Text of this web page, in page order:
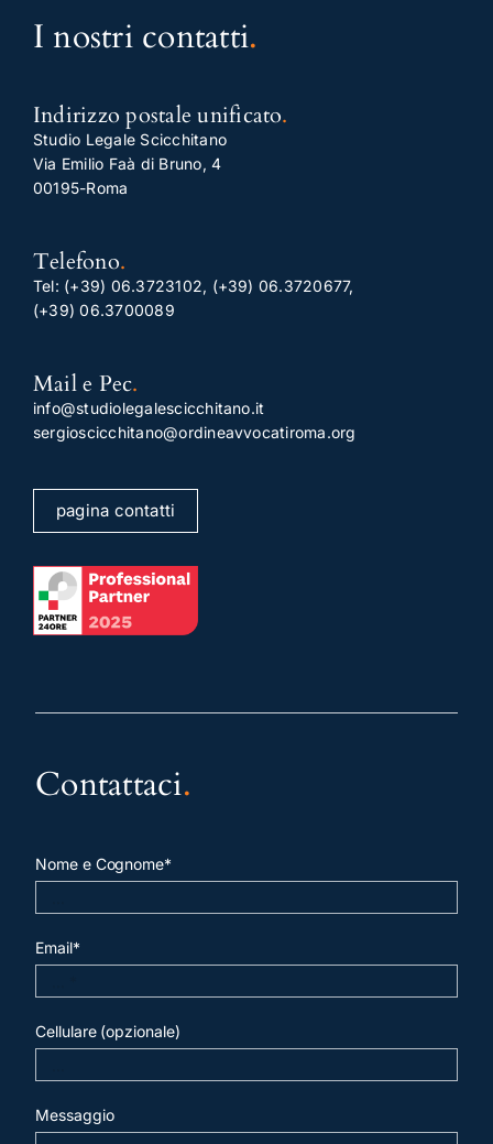
I nostri contatti.
Indirizzo postale unificato.
Studio Legale Scicchitano
Via Emilio Faà di Bruno, 4
00195-Roma
Telefono.
Tel: (+39) 06.3723102, (+39) 06.3720677,
(+39) 06.3700089
Mail e Pec.
info@studiolegalescicchitano.it
sergioscicchitano@ordineavvocatiroma.org
pagina contatti
Contattaci.
Nome e Cognome*
Email*
Cellulare (opzionale)
Messaggio